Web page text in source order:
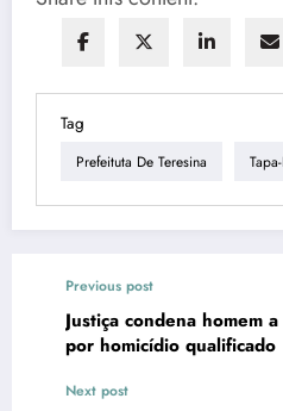
Tag
Prefeituta De Teresina
Previous post
Justiça condena homem
por homicídio qualificado
Next post